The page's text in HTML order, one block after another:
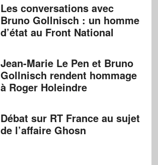
Les conversations avec
Bruno Gollnisch : un homme
d’état au Front National
Jean-Marie Le Pen et Bruno
Gollnisch rendent hommage
à Roger Holeindre
Débat sur RT France au sujet
de l’affaire Ghosn